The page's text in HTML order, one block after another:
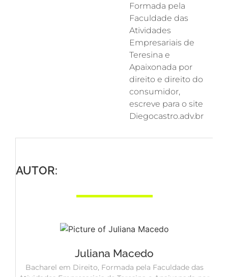
Formada pela
Faculdade das
Atividades
Empresariais de
Teresina e
Apaixonada por
direito e direito do
consumidor,
escreve para o site
Diegocastro.adv.br
AUTOR:
Juliana Macedo
Bacharel em Direito, Formada pela Faculdade das